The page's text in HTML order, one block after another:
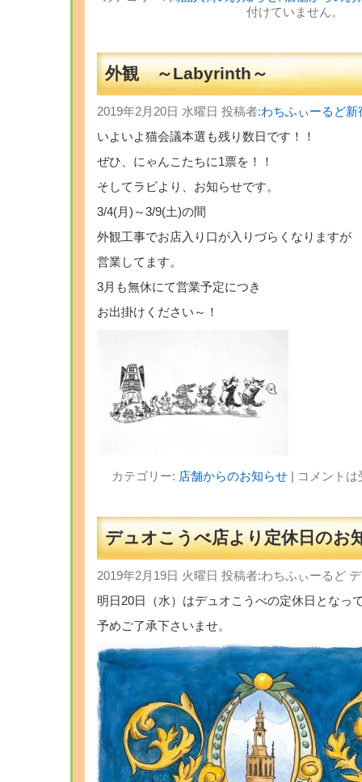
付けていません。
外観 ～Labyrinth～
2019年2月20日 水曜日 投稿者:わちふぃーるど
いよいよ猫会議本選も残り数日です！！
ぜひ、にゃんこたちに1票を！！
そしてラビより、お知らせです。
3/4(月)～3/9(土)の間
外観工事でお店入り口が入りづらくなりますが
営業してます。
3月も無休にて営業予定につき
お出掛けください～！
カテゴリー: 店舗からのお知らせ| コメント
デュオこうべ店より定休日の
2019年2月19日 火曜日 投稿者:わちふぃーるど
明日20日（水）はデュオこうべの定休日となっ
予めご了承下さいませ。